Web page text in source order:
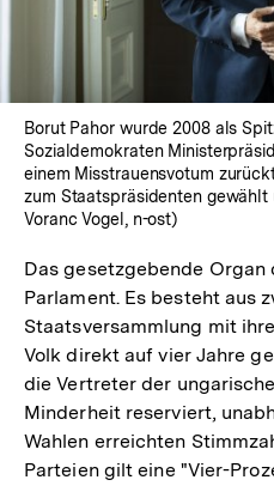
Borut Pahor wurde 2008 als
Sozialdemokraten
einem Misstrauensvotum
zum Staatspräsidenten
Voranc Vogel, n-ost)
Das gesetzgebende Organ
Parlament. Es besteht aus
Staatsversammlung mit
Volk direkt auf vier Jahre
die Vertreter der
Minderheit reserviert,
Wahlen erreichten
Parteien gilt eine "Vier-